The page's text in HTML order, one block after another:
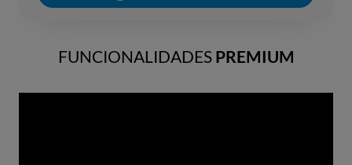
FUNCIONALIDADES PREMIUM